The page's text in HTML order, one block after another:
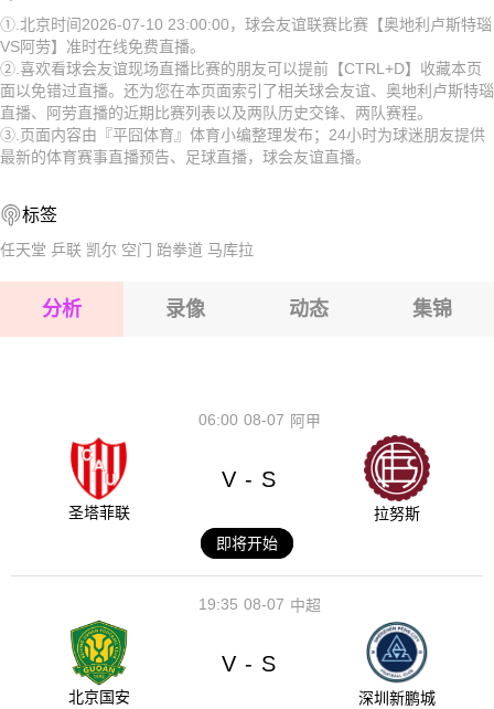
2026-08-15 【球会友谊】 奥地利卢斯特瑙VS阿劳
2026-08-15 【球会友谊】 奥地利卢斯特瑙VS阿劳
2026-08-14 【球会友谊】 奥地利卢斯特瑙VS阿劳
2026-08-15 【球会友谊】 奥地利卢斯特瑙VS阿劳
2026-08-15 【球会友谊】 奥地利卢斯特瑙VS阿劳
2026-08-15 【球会友谊】 奥地利卢斯特瑙VS阿劳
2026-08-15 【球会友谊】 奥地利卢斯特瑙VS阿劳
①.北京时间2026-07-10 23:00:00，球会友谊联赛比赛【奥地利卢斯特瑙
VS阿劳】准时在线免费直播。
②.喜欢看球会友谊现场直播比赛的朋友可以提前【CTRL+D】收藏本页
面以免错过直播。还为您在本页面索引了相关球会友谊、奥地利卢斯特瑙
直播、阿劳直播的近期比赛列表以及两队历史交锋、两队赛程。
③.页面内容由『平囧体育』体育小编整理发布；24小时为球迷朋友提供
最新的体育赛事直播预告、足球直播，球会友谊直播。
标签
任天堂 乒联 凯尔 空门 跆拳道 马库拉
分析 录像 动态 集锦
08-07
06:00 阿甲
圣塔菲联
V - S
拉努斯
即将开始
08-07
19:35 中超
北京国安
V - S
深圳新鹏城